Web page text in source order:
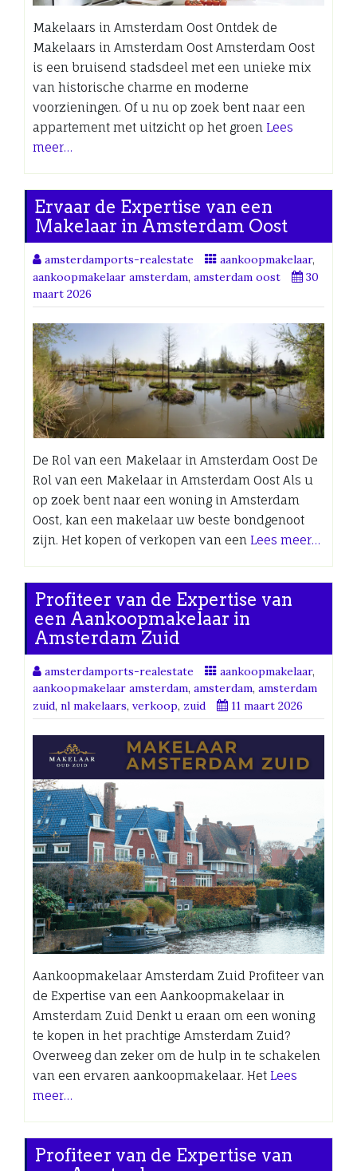
Makelaars in Amsterdam Oost Ontdek de
Makelaars in Amsterdam Oost Amsterdam Oost
is een bruisend stadsdeel met een unieke mix
van historische charme en moderne
voorzieningen. Of u nu op zoek bent naar een
appartement met uitzicht op het groen Lees
meer…
Ervaar de Expertise van een
Makelaar in Amsterdam Oost
amsterdamports-realestate aankoopmakelaar,
aankoopmakelaar amsterdam, amsterdam oost
30
maart 2026
De Rol van een Makelaar in Amsterdam Oost De
Rol van een Makelaar in Amsterdam Oost Als u
op zoek bent naar een woning in Amsterdam
Oost, kan een makelaar uw beste bondgenoot
zijn. Het kopen of verkopen van een Lees meer…
Profiteer van de Expertise van
een Aankoopmakelaar in
Amsterdam Zuid
amsterdamports-realestate aankoopmakelaar,
aankoopmakelaar amsterdam, amsterdam, amsterdam
zuid, nl makelaars, verkoop, zuid 11 maart 2026
Aankoopmakelaar Amsterdam Zuid Profiteer van
de Expertise van een Aankoopmakelaar in
Amsterdam Zuid Denkt u eraan om een woning
te kopen in het prachtige Amsterdam Zuid?
Overweeg dan zeker om de hulp in te schakelen
van een ervaren aankoopmakelaar. Het Lees
meer…
Profiteer van de Expertise van